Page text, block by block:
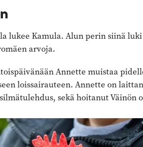
lukee Kamula. Alun perin siinä
arvoja.
Annette muistaa
loissairauteen. Annette on
sekä hoitanut Väinön